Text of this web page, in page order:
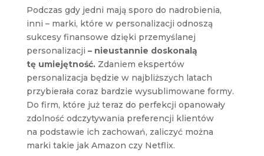
Podczas gdy jedni mają sporo do nadrobienia,
inni – marki, które w personalizacji odnoszą
sukcesy finansowe dzięki przemyślanej
personalizacji – nieustannie doskonalą
tę umiejętność.Zdaniem ekspertów
personalizacja będzie w najbliższych latach
przybierała coraz bardzie wysublimowane formy.
Do firm, które już teraz do perfekcji opanowały
zdolność odczytywania preferencji klientów
na podstawie ich zachowań, zaliczyć można
marki takie jak Amazon czy Netflix.